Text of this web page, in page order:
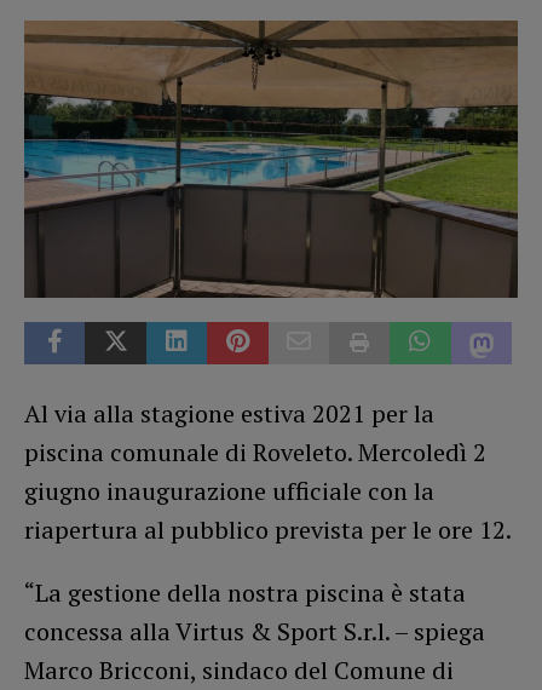
Al via alla stagione estiva 2021 per la
piscina comunale di Roveleto. Mercoledì 2
giugno inaugurazione ufficiale con la
riapertura al pubblico prevista per le ore 12.
“La gestione della nostra piscina è stata
concessa alla Virtus & Sport S.r.l. – spiega
Marco Bricconi, sindaco del Comune di